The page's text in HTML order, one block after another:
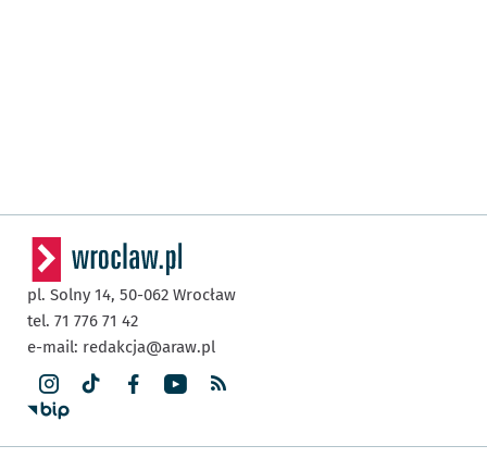
pl. Solny 14, 50-062 Wrocław
tel. 71 776 71 42
e-mail: redakcja@araw.pl